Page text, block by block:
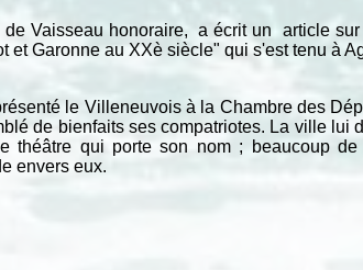
de Vaisseau honoraire, a écrit un article
et Garonne au XXè siècle" qui s'est tenu à
le Villeneuvois à la Chambre des
de bienfaits ses compatriotes. La ville lui
théâtre qui porte son nom ; beaucoup
envers eux.